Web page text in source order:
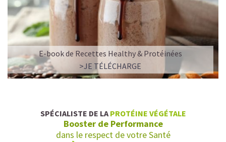
E-book de Recettes Healthy & Protéinées
>JE TÉLÉCHARGE
SPÉCIALISTE DE LA PROTÉINE VÉGÉTALE
Booster de Performance
dans le respect de votre Santé